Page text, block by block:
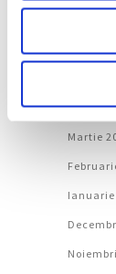
Aprilie
Martie
Ianuarie